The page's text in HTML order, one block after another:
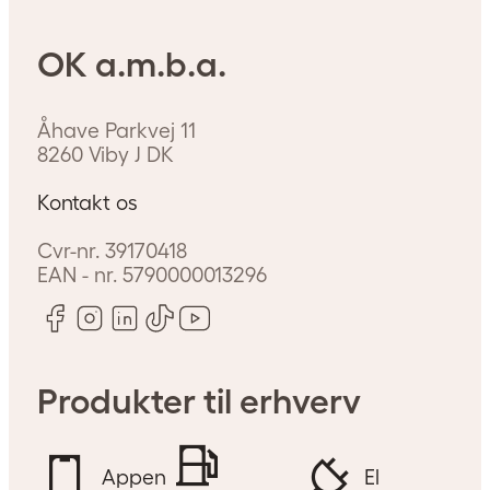
Spar penge på strømmen
i din virksomhed
Som virksomhed kan det være
svært at finde rundt i
heldigvis simple tiltag, der gør en
forskel, og med de rette valg kan
du holde elregningen nede. Læs
OK a.m.b.a.
Åhave Parkvej 11
8260 Viby J DK
Kontakt os
Cvr-nr. 39170418
EAN - nr.5790000013296
Produkter til erhverv
Appen
El